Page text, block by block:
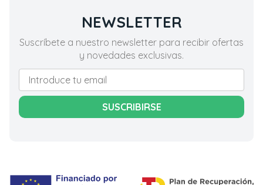
NEWSLETTER
Suscríbete a nuestro newsletter para recibir ofertas
y novedades exclusivas.
SUSCRIBIRSE